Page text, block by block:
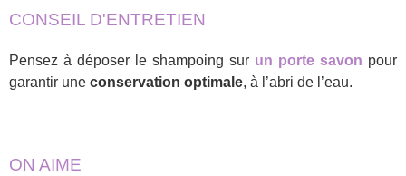
CONSEIL D'ENTRETIEN
Pensez à déposer le shampoing sur un porte savon pour
garantir une conservation optimale, à l’abri de l’eau.
ON AIME